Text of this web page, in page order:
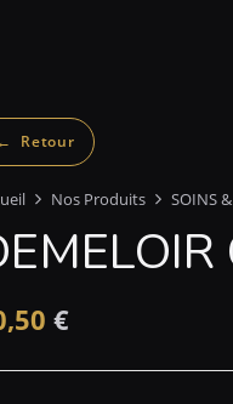
Nos Produits SOINS &
€